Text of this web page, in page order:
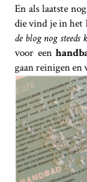
En als laatste
die vind je in het
de blog nog
voor een
gaan reinigen en